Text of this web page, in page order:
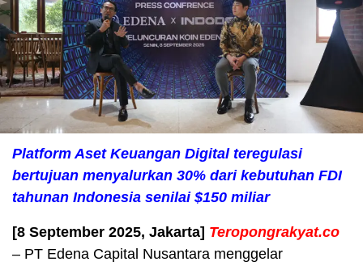
Platform Aset Keuangan Digital teregulasi
bertujuan menyalurkan 30% dari kebutuhan FDI
tahunan Indonesia senilai $150 miliar
[8 September 2025, Jakarta] Teropongrakyat.co
– PT Edena Capital Nusantara menggelar